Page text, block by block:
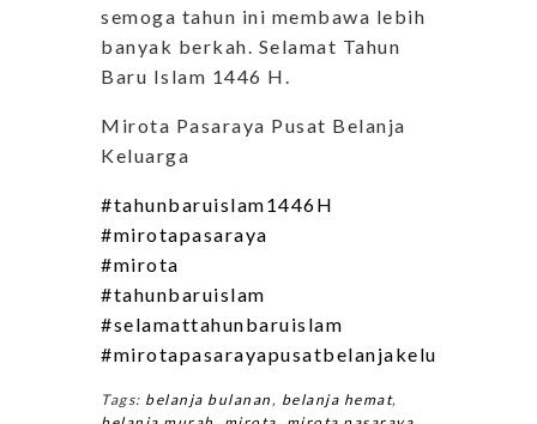
semoga tahun ini membawa lebih
banyak berkah. Selamat Tahun
Baru Islam 1446 H.
Mirota Pasaraya Pusat Belanja
Keluarga
#tahunbaruislam1446H
#mirotapasaraya
#mirota
#tahunbaruislam
#selamattahunbaruislam
#mirotapasarayapusatbelanjakeluarga
Tags: belanja bulanan, belanja hemat,